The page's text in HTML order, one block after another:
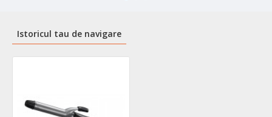
Istoricul tau de navigare